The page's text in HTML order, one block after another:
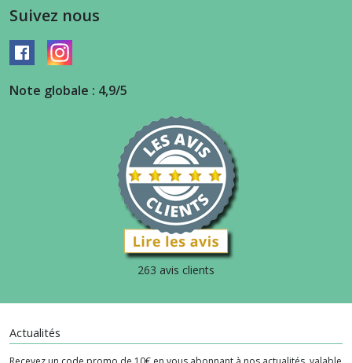
Suivez nous
Note globale : 4,9/5
263 avis clients
Actualités